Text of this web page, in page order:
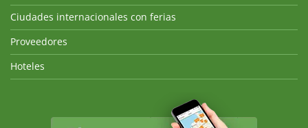
Ciudades internacionales con ferias
Proveedores
Hoteles